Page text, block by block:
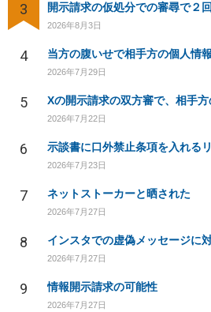
3
2026年8月3日
4
2026年7月29日
5
2026年7月22日
6 示談書に口外禁止条項を入れる
2026年7月23日
7 ネットストーカーと晒された
2026年7月27日
8 インスタでの虚偽メッセージに
2026年7月27日
9 情報開示請求の可能性
2026年7月27日